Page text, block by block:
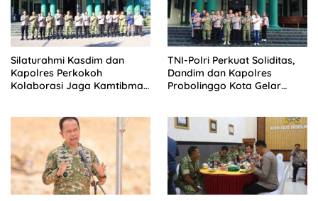
Silaturahmi Kasdim dan
Kapolres Perkokoh
Kolaborasi Jaga Kamtibmas
TNI-Polri Perkuat Soliditas,
Dandim dan Kapolres
Probolinggo Kota Gelar